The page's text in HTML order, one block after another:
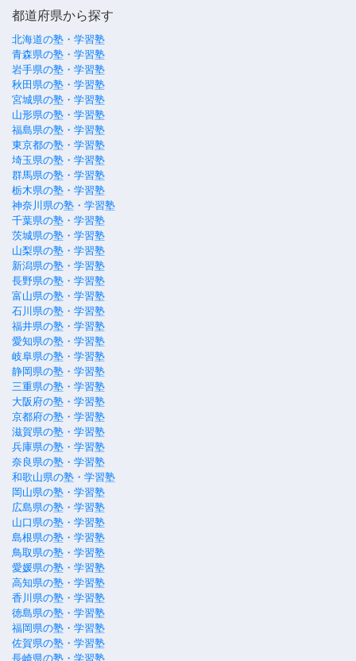
都道府県から探す
北海道の塾・学習塾
青森県の塾・学習塾
岩手県の塾・学習塾
秋田県の塾・学習塾
宮城県の塾・学習塾
山形県の塾・学習塾
福島県の塾・学習塾
東京都の塾・学習塾
埼玉県の塾・学習塾
群馬県の塾・学習塾
栃木県の塾・学習塾
神奈川県の塾・学習塾
千葉県の塾・学習塾
茨城県の塾・学習塾
山梨県の塾・学習塾
新潟県の塾・学習塾
長野県の塾・学習塾
富山県の塾・学習塾
石川県の塾・学習塾
福井県の塾・学習塾
愛知県の塾・学習塾
岐阜県の塾・学習塾
静岡県の塾・学習塾
三重県の塾・学習塾
大阪府の塾・学習塾
京都府の塾・学習塾
滋賀県の塾・学習塾
兵庫県の塾・学習塾
奈良県の塾・学習塾
和歌山県の塾・学習塾
岡山県の塾・学習塾
広島県の塾・学習塾
山口県の塾・学習塾
島根県の塾・学習塾
鳥取県の塾・学習塾
愛媛県の塾・学習塾
高知県の塾・学習塾
香川県の塾・学習塾
徳島県の塾・学習塾
福岡県の塾・学習塾
佐賀県の塾・学習塾
長崎県の塾・学習塾